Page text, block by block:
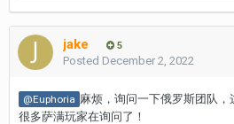
jake 5
Posted December 2, 2022
@Euphoria 麻烦，询问一下俄罗斯团队
很多萨满玩家在询问了！